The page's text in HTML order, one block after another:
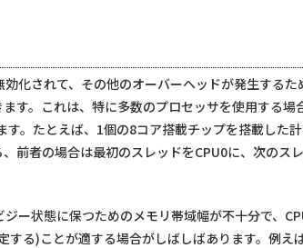
化されて、その他のオーバーヘッドが発生するた
す。これは、特に多数のプロセッサを使用する場
。たとえば、1個の8コア搭載チップを搭載した
前者の場合は最初のスレッドをCPU0に、次のス
ー状態に保つためのメモリ帯域幅が不十分で、
る)ことが適する場合がしばしばあります。例え